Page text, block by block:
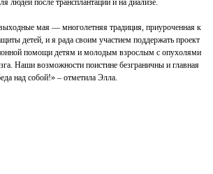
мая — многолетняя традиция, приуроченная к
детей, и я рада своим участием поддержать проект
помощи детям и молодым взрослым с опухолями
Наши возможности поистине безграничны и главная
над собой!» ‒ отметила Элла.